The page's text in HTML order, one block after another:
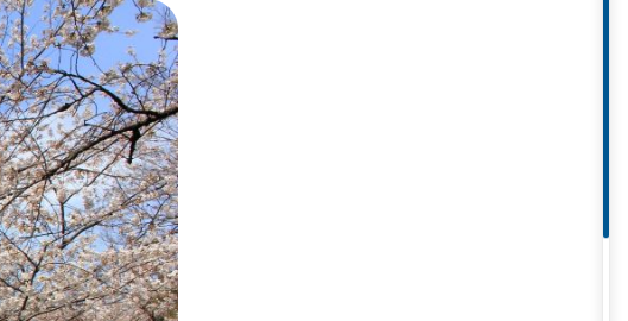
điểm đến mà bạn có thể cân nhắc
hoa anh đào nổi tiếng và đông đúc
thú Ueno đồng loạt nở rộ, tạo thành
náo nhiệt, cùng người dân địa phương
yêu thích nghệ thuật và khoa học. Tại
Nghệ thuật Phương Tây hay Bảo tàng